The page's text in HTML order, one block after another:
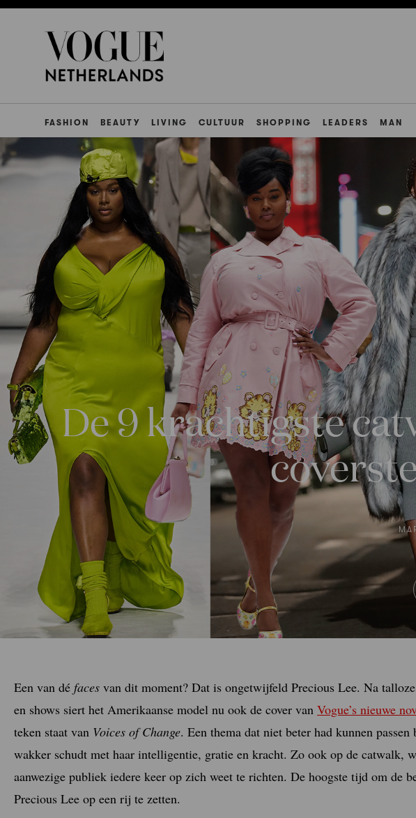
FASHION BEAUTY LIVING CULTUUR SHOPPING LEADERS MAN
De 9 krachtigste
Een van dé faces van dit moment? Dat is ongetwijfeld Precious Lee. Na
en shows siert het Amerikaanse model nu ook de cover van Vogue’s nieuwe
teken staat van Voices of Change. Een thema dat niet beter had kunnen
wakker schudt met haar intelligentie, gratie en kracht. Zo ook op de catwalk,
aanwezige publiek iedere keer op zich weet te richten. De hoogste tijd om de
Precious Lee op een rij te zetten.